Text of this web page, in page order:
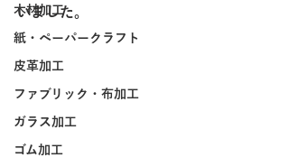
木材加工
紙・ペーパークラフト
皮革加工
ファブリック・布加工
ガラス加工
ゴム加工
いました。